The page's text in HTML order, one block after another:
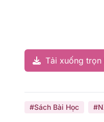
Tải xuống trọn
#Sách Bài Học